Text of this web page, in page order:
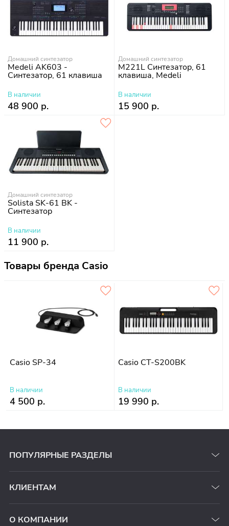
Домашний синтезатор
Medeli AK603 -
Синтезатор, 61 клавиша
В наличии
48 900 р.
Домашний синтезатор
M221L Синтезатор, 61
клавиша, Medeli
В наличии
15 900 р.
Домашний синтезатор
Solista SK-61 BK -
Синтезатор
В наличии
11 900 р.
Товары бренда Casio
Casio SP-34
В наличии
4 500 р.
Casio CT-S200BK
В наличии
19 990 р.
ПОПУЛЯРНЫЕ РАЗДЕЛЫ
КЛИЕНТАМ
О КОМПАНИИ